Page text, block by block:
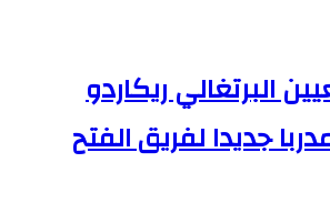
البرتغالي ريكاردو
جديدا لفريق الفتح